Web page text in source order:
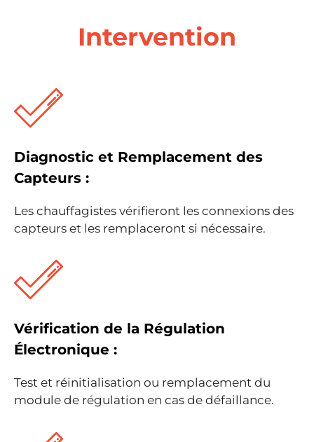
Intervention
Diagnostic et Remplacement des
Capteurs :
Les chauffagistes vérifieront les connexions des
capteurs et les remplaceront si nécessaire.
Vérification de la Régulation
Électronique :
Test et réinitialisation ou remplacement du
module de régulation en cas de défaillance.